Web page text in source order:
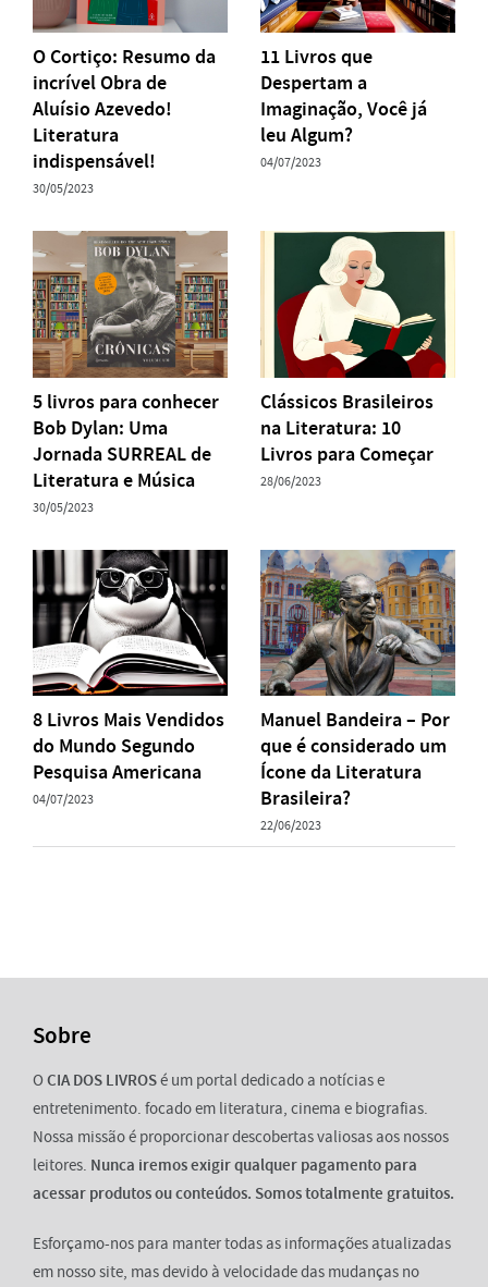
O Cortiço: Resumo da
incrível Obra de
Aluísio Azevedo!
Literatura
indispensável!
30/05/2023
11 Livros que
Despertam a
Imaginação, Você já
leu Algum?
04/07/2023
5 livros para conhecer
Bob Dylan: Uma
Jornada SURREAL de
Literatura e Música
30/05/2023
Clássicos Brasileiros
na Literatura: 10
Livros para Começar
28/06/2023
8 Livros Mais Vendidos
do Mundo Segundo
Pesquisa Americana
04/07/2023
Manuel Bandeira – Por
que é considerado um
Ícone da Literatura
Brasileira?
22/06/2023
Sobre
OCIA DOS LIVROSé um portal dedicado a notícias e
entretenimento. focado em literatura, cinema e biografias.
Nossa missão é proporcionar descobertas valiosas aos nossos
leitores. Nunca iremos exigir qualquer pagamento para
acessar produtos ou conteúdos. Somos totalmente gratuitos.
Esforçamo-nos para manter todas as informações atualizadas
em nosso site, mas devido à velocidade das mudanças no